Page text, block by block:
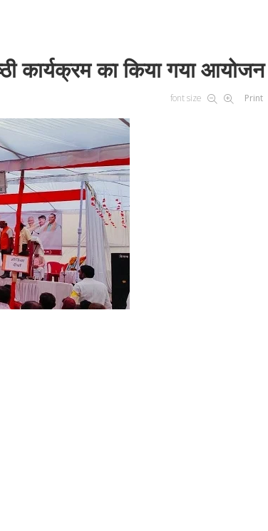
कार्यक्रम का किया गया आयोजन
font size Print